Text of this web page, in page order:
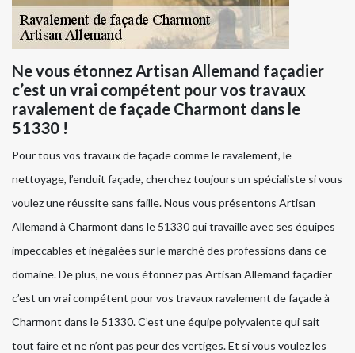
Ne vous étonnez Artisan Allemand façadier
c’est un vrai compétent pour vos travaux
ravalement de façade Charmont dans le
51330 !
Pour tous vos travaux de façade comme le ravalement, le
nettoyage, l’enduit façade, cherchez toujours un spécialiste si vous
voulez une réussite sans faille. Nous vous présentons Artisan
Allemand à Charmont dans le 51330 qui travaille avec ses équipes
impeccables et inégalées sur le marché des professions dans ce
domaine. De plus, ne vous étonnez pas Artisan Allemand façadier
c’est un vrai compétent pour vos travaux ravalement de façade à
Charmont dans le 51330. C’est une équipe polyvalente qui sait
tout faire et ne n’ont pas peur des vertiges. Et si vous voulez les